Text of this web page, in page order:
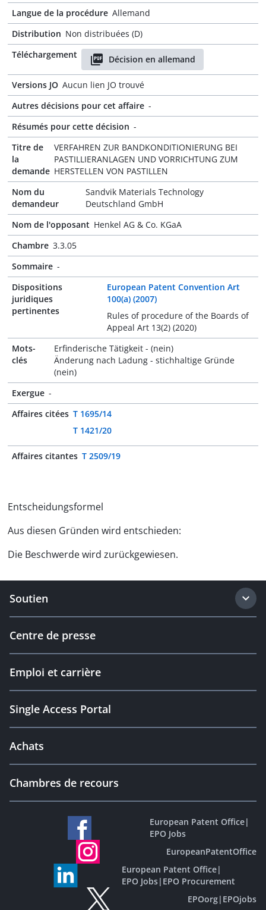
Langue de la procédure Allemand
Distribution Non distribuées (D)
Téléchargement
Décision en allemand
Versions JO Aucun lien JO trouvé
Autres décisions pour cet affaire -
Résumés pour cette décision -
Titre de
la
demande
VERFAHREN ZUR BANDKONDITIONIERUNG BEI
PASTILLIERANLAGEN UND VORRICHTUNG ZUM
HERSTELLEN VON PASTILLEN
Nom du
demandeur
Sandvik Materials Technology
Deutschland GmbH
Nom de l'opposant Henkel AG & Co. KGaA
Chambre 3.3.05
Sommaire -
Dispositions
juridiques
pertinentes
European Patent Convention Art
100(a) (2007)
Rules of procedure of the Boards of
Appeal Art 13(2) (2020)
Mots-
clés
Erfinderische Tätigkeit - (nein)
Änderung nach Ladung - stichhaltige Gründe
(nein)
Exergue -
Affaires citées T 1695/14
T 1421/20
Affaires citantes T 2509/19
Entscheidungsformel
Aus diesen Gründen wird entschieden:
Die Beschwerde wird zurückgewiesen.
Soutien
Centre de presse
Emploi et carrière
Single Access Portal
Achats
Chambres de recours
European Patent Office|
EPO Jobs
EuropeanPatentOffice
European Patent Office|
EPO Jobs| EPO Procurement
EPOorg| EPOjobs